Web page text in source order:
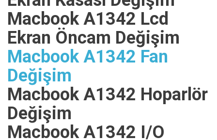
Macbook A1342 Lcd
Ekran Öncam Değişim
Macbook A1342 Fan
Değişim
Macbook A1342 Hoparlör
Değişim
Macbook A1342 I/O